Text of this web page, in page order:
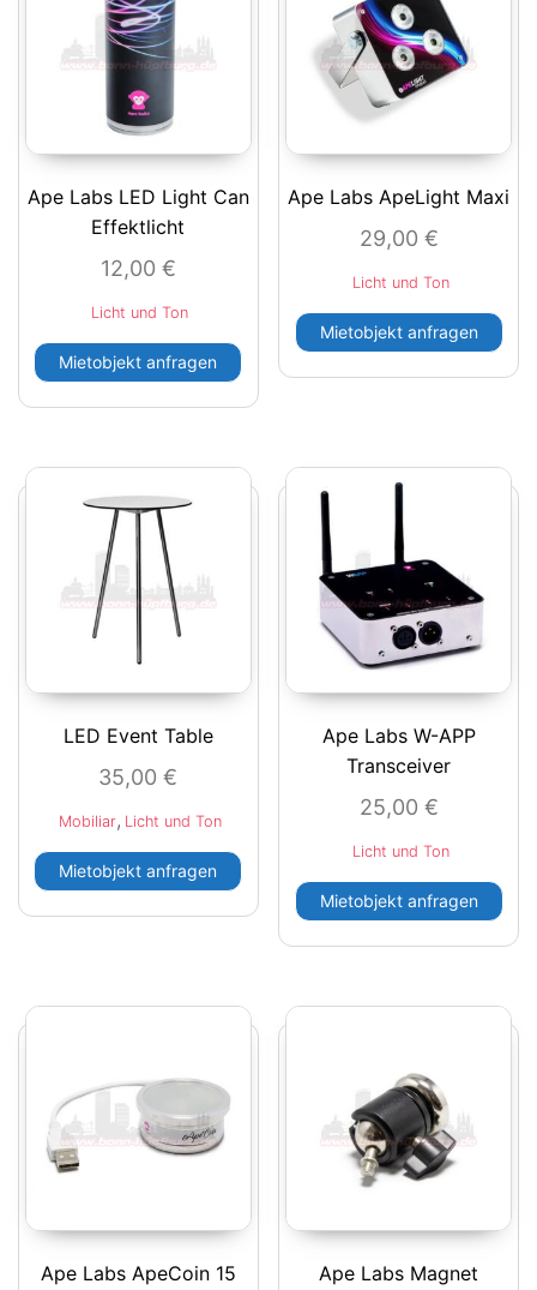
Ape Labs LED Light Can
Effektlicht
12,00 €
Licht und Ton
Mietobjekt anfragen
Ape Labs ApeLight Maxi
29,00 €
Licht und Ton
Mietobjekt anfragen
LED Event Table
35,00€
Mobiliar, Licht und Ton
Mietobjekt anfragen
Ape Labs W-APP
Transceiver
25,00 €
Licht und Ton
Mietobjekt anfragen
Ape Labs ApeCoin 15
Ape Labs Magnet